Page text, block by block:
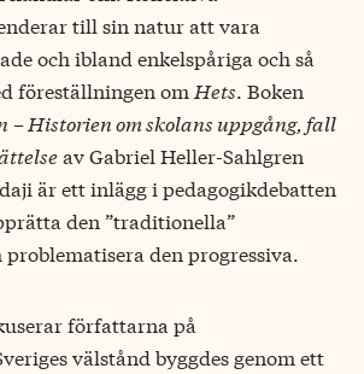
till sin natur att vara
och ibland enkelspåriga och så
föreställningen om Hets. Boken
– Historien om skolans uppgång, fall
av Gabriel Heller-Sahlgren
är ett inlägg i pedagogikdebatten
den ”traditionella”
problematisera den progressiva.
författarna på
välstånd byggdes genom ett